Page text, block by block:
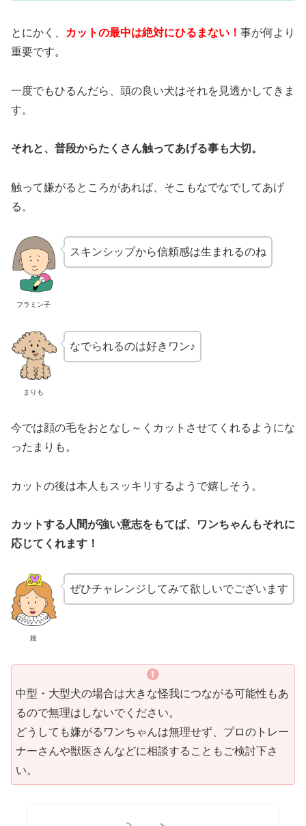
とにかく、 カットの最中は絶対にひるまない！ 事が何より
重要です。
一度でもひるんだら、頭の良い犬はそれを見透かしてきま
す。
それと、普段からたくさん触ってあげる事も大切。
触って嫌がるところがあれば、そこもなでなでしてあげ
る。
フラミン子
スキンシップから信頼感は生まれるのね
まりも
なでられるのは好きワン♪
今では顔の毛をおとなし～くカットさせてくれるようにな
ったまりも。
カットの後は本人もスッキリするようで嬉しそう。
カットする人間が強い意志をもてば、ワンちゃんもそれに
応じてくれます！
姫
ぜひチャレンジしてみて欲しいでございます
中型・大型犬の場合は大きな怪我につながる可能性もあ
るので無理はしないでください。
どうしても嫌がるワンちゃんは無理せず、プロのトレー
ナーさんや獣医さんなどに相談することもご検討下さ
い。